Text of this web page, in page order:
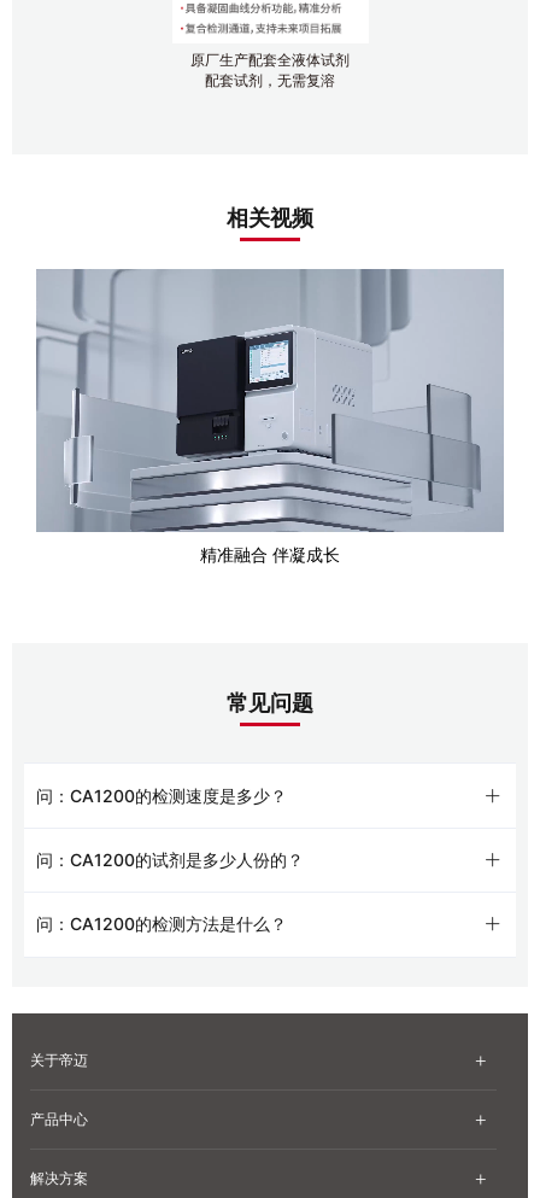
原厂生产配套全液体试剂
配套试剂，无需复溶
相关视频
精准融合 伴凝成长
常见问题
问：CA1200的检测速度是多少？
问：CA1200的试剂是多少人份的？
问：CA1200的检测方法是什么？
关于帝迈
产品中心
解决方案